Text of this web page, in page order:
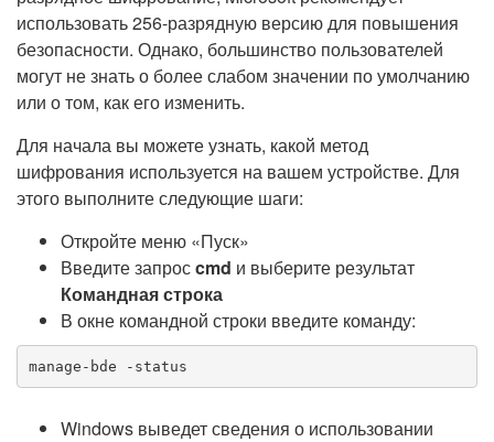
использовать 256-разрядную версию для повышения
безопасности. Однако, большинство пользователей
могут не знать о более слабом значении по умолчанию
или о том, как его изменить.
Для начала вы можете узнать, какой метод
шифрования используется на вашем устройстве. Для
этого выполните следующие шаги:
Откройте меню «Пуск»
Введите запросcmd и выберите результат
Командная строка
В окне командной строки введите команду:
manage-bde -status
Windows выведет сведения о использовании